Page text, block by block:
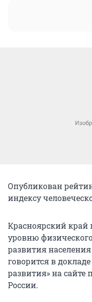
Опубликован
индексу
Красноярский край
уровню
развития
говорится в
развития» на
России.